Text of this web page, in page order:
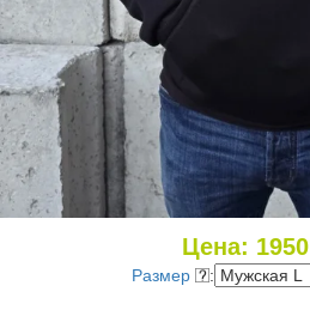
Цена: 1950
Размер :